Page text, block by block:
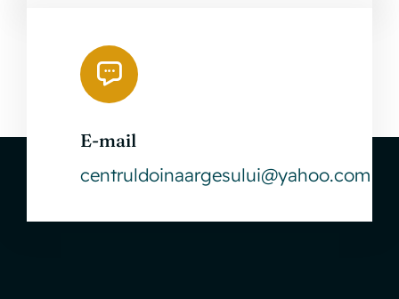
E-mail
centruldoinaargesului@yahoo.com